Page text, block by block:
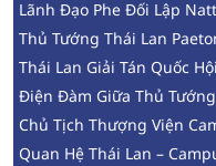
Lãnh Đạo Phe Đối Lập
Thủ Tướng Thái Lan
Thái Lan Giải Tán Quốc Hội
Điện Đàm Giữa Thủ
Chủ Tịch Thượng Viện
Quan Hệ Thái Lan –